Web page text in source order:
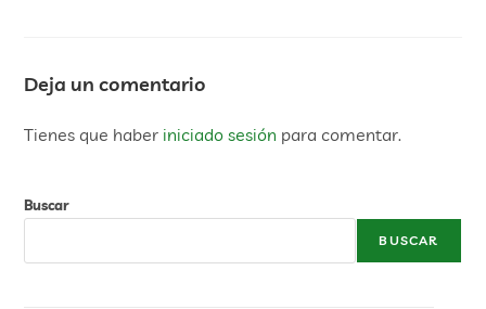
Deja un comentario
Tienes que haber iniciado sesión para comentar.
Buscar
BUSCAR